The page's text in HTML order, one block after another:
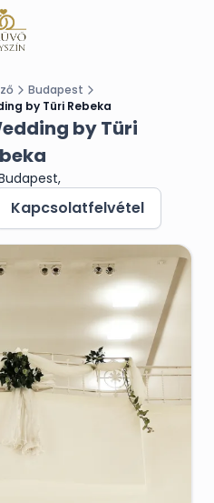
Budapest
by Türi Rebeka
by Türi
Budapest,
Kapcsolatfelvétel